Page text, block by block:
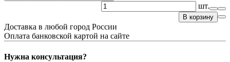
шт.
В корзину
Доставка в любой город России
Оплата банковской картой на сайте
Нужна консультация?